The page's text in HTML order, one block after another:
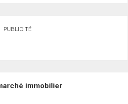
PUBLICITÉ
immobilier